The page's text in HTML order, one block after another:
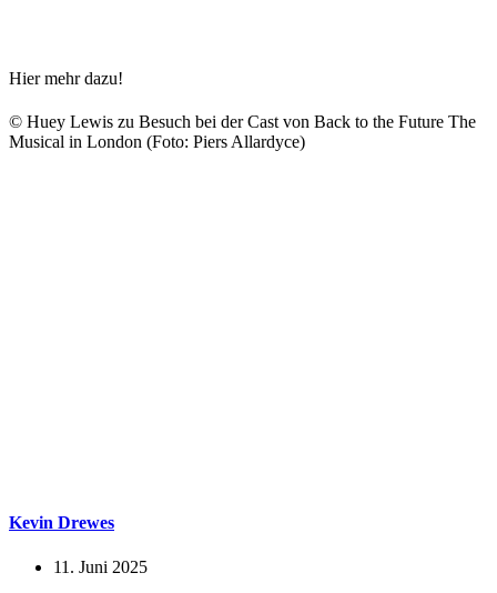
Hier mehr dazu!
© Huey Lewis zu Besuch bei der Cast von Back to the Future The
Musical in London (Foto: Piers Allardyce)
Kevin Drewes
11. Juni 2025